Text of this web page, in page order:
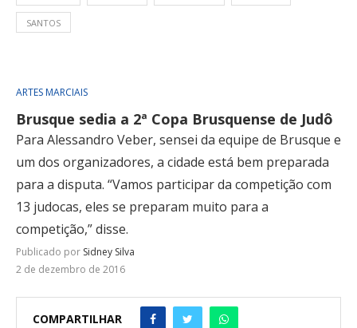
SANTOS
ARTES MARCIAIS
Brusque sedia a 2ª Copa Brusquense de Judô
Para Alessandro Veber, sensei da equipe de Brusque e
um dos organizadores, a cidade está bem preparada
para a disputa. “Vamos participar da competição com
13 judocas, eles se preparam muito para a
competição,” disse.
Publicado por Sidney Silva
2 de dezembro de 2016
COMPARTILHAR